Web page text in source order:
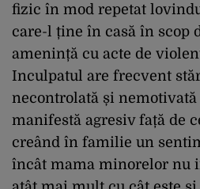
fizic în mod repetat
care-l ține în casă în scop
amenință cu acte de
Inculpatul are frecvent
necontrolată și
manifestă agresiv față de
creând în familie un
încât mama minorelor nu